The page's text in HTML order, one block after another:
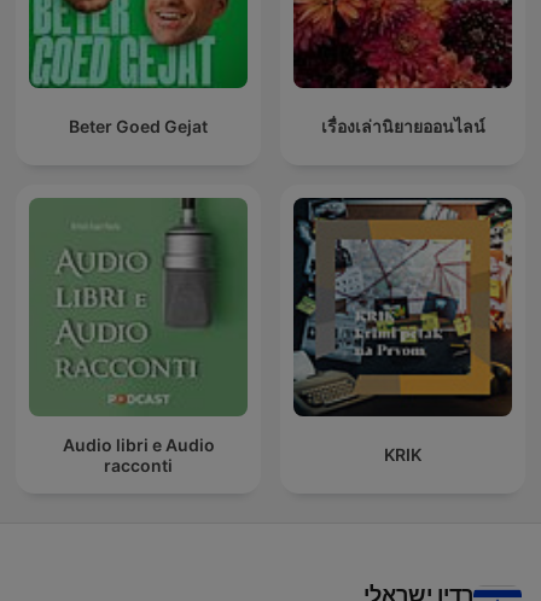
เรื่องเล่านิยายออนไลน์
Beter Goed Gejat
KRIK
Audio libri e Audio
racconti
רדיו ישראלי